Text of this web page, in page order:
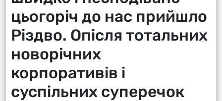
цьогоріч до нас прийшло
Різдво. Опісля тотальних
новорічних
корпоративів і
суспільних суперечок